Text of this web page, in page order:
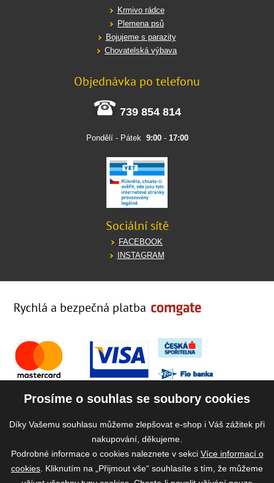
Krmivo rádce
Plemena psů
Bojujeme s parazity
Chovatelská výbava
Objednávka po telefonu
739 854 814
Pondělí - Pátek 9:00- 17:00
Sociální sítě
FACEBOOK
INSTAGRAM
Rychlá a bezpečná platba
Prosíme o souhlas se soubory cookies
Díky Vašemu souhlasu můžeme zlepšovat e-shop i Váš zážitek při
nakupování, děkujeme.
Podrobné informace o cookies naleznete v sekci Více informací o
cookies . Kliknutím na „Přijmout vše“ souhlasíte s tím, že můžeme